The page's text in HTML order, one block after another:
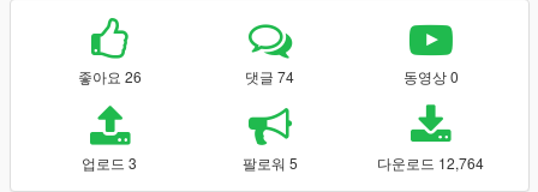
좋아요 26 댓글 74 동영상 0
업로드 3 팔로워 5 다운로드 12,764